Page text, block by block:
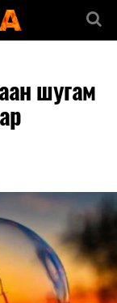
шугам